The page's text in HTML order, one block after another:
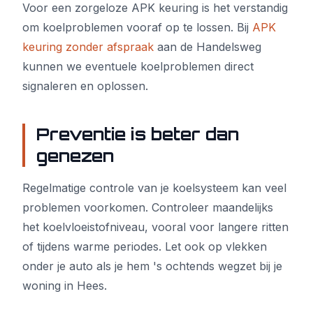
Voor een zorgeloze APK keuring is het verstandig
om koelproblemen vooraf op te lossen. Bij APK
keuring zonder afspraak aan de Handelsweg
kunnen we eventuele koelproblemen direct
signaleren en oplossen.
Preventie is beter dan
genezen
Regelmatige controle van je koelsysteem kan veel
problemen voorkomen. Controleer maandelijks
het koelvloeistofniveau, vooral voor langere ritten
of tijdens warme periodes. Let ook op vlekken
onder je auto als je hem 's ochtends wegzet bij je
woning in Hees.